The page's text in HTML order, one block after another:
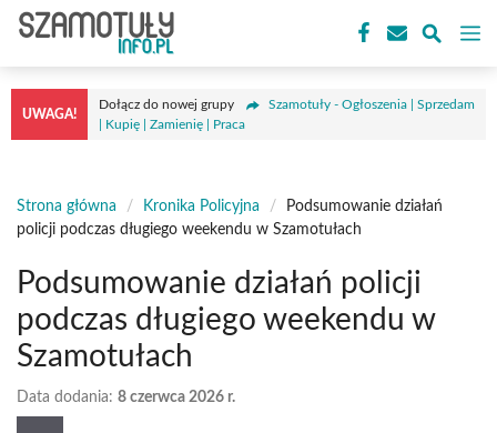
Przejdź
treści
UWAGA!
Dołącz do nowej grupy
Szamotuły - Ogłoszenia | Sprzedam
| Kupię | Zamienię | Praca
Strona główna / Kronika Policyjna /
Podsumowanie działań
policji podczas długiego weekendu w Szamotułach
Podsumowanie działań policji
podczas długiego weekendu w
Szamotułach
Data dodania: 8 czerwca 2026 r.